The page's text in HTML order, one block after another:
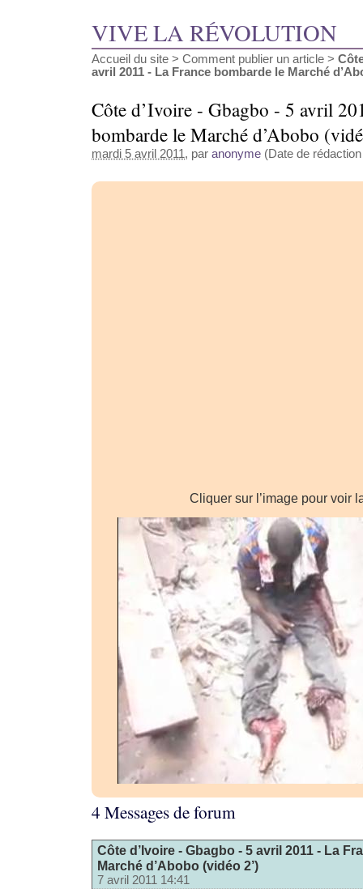
VIVE LA RÉVOLUTION
Accueil du site > Comment publier un article >
avril 2011 - La France bombarde le Marché
Côte d’Ivoire - Gbagbo - 5 avril
bombarde le Marché d’Abobo
mardi 5 avril 2011 , par anonyme (Date de
Cliquer sur l’image pour voir
4 Messages de forum
Côte d’Ivoire - Gbagbo - 5 avril 2011 - La
Marché d’Abobo (vidéo 2’)
7 avril 2011 14:41